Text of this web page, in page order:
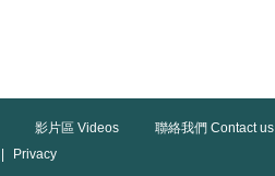
影片區 Videos
聯絡我們 Contact us
Privacy